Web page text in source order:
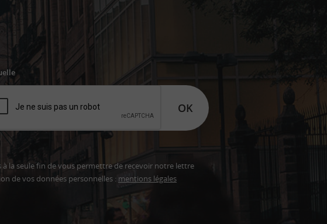
OK
la seule fin de vous permettre de recevoir notre lettre
de vos données personnelles : mentions légales